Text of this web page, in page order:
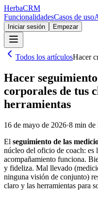
HerbaCRM
FuncionalidadesCasos de uso
Iniciar sesión Empezar
Todos los artículosHacer
Hacer
corporales de tus
herramientas
16 de mayo de 2026·8 min de
El seguimiento de las
núcleo del oficio de coach: es
acompañamiento funciona.
y fideliza. Mal llevado
ninguna visión de conjunto)
claro y las herramientas para